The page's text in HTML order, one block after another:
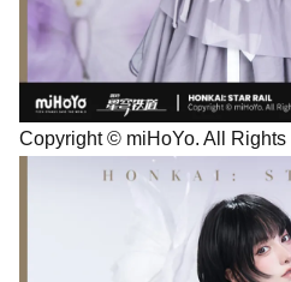
Copyright © miHoYo. All Rights